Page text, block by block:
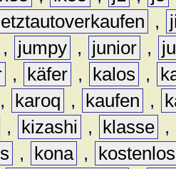
,
, jumpy , junior ,
, käfer , kalos ,
, karoq , kaufen ,
, kizashi , klasse ,
, kona ,
kostenlos